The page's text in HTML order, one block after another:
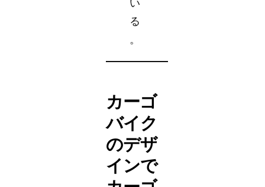
い
る
。
カーゴ
バイク
のデザ
インで